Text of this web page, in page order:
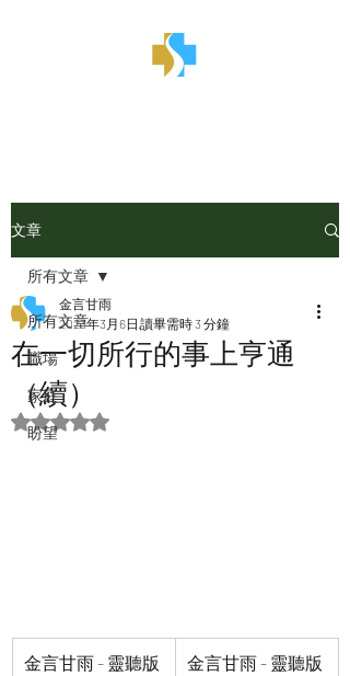
文章
所有文章
職場
家庭
盼望
所有文章
在一切所行的事上亨通
（續）
金言甘雨
2023年3月6日 讀畢需時 3 分鐘
評等為 NaN（最高為 5 顆星）。
金言甘雨 - 靈聽版
金言甘雨 - 靈聽版